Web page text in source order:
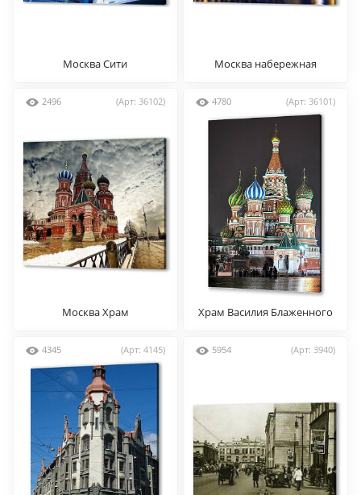
Москва Сити Москва набережная
2496 (Арт: 36102)
Москва Храм
4780 (Арт: 36101)
Храм Василия Блаженного
4345 (Арт: 4145) 5954 (Арт: 3940)